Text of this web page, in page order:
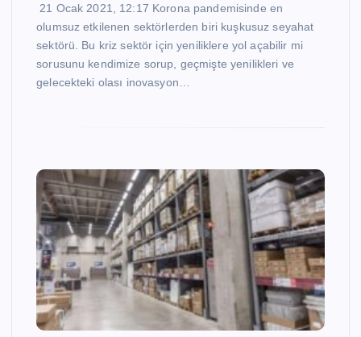
21 Ocak 2021, 12:17 Korona pandemisinde en
olumsuz etkilenen sektörlerden biri kuşkusuz seyahat
sektörü. Bu kriz sektör için yeniliklere yol açabilir mi
sorusunu kendimize sorup, geçmişte yenilikleri ve
gelecekteki olası inovasyon…